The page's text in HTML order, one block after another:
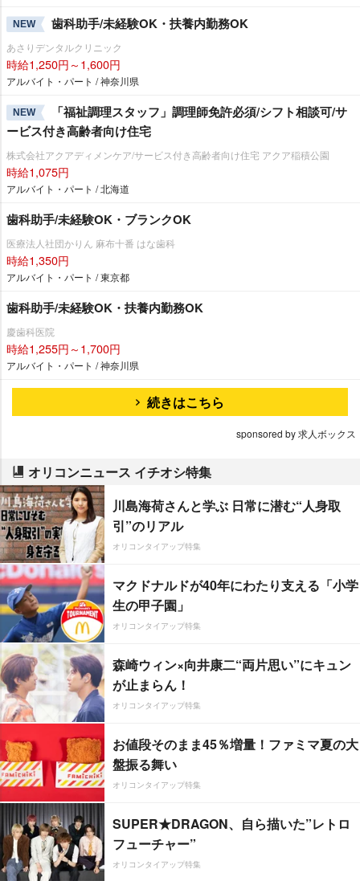
NEW 歯科助手/未経験OK・扶養内勤務OK
あさりデンタルクリニック
時給1,250円～1,600円
アルバイト・パート / 神奈川県
NEW
「福祉調理スタッフ」調理師免許必須/シフト相談可/サ
ービス付き高齢者向け住宅
株式会社アクアディメンケア/サービス付き高齢者向け住宅 アクア稲積公園
時給1,075円
アルバイト・パート / 北海道
歯科助手/未経験OK・ブランクOK
医療法人社団かりん 麻布十番 はな歯科
時給1,350円
アルバイト・パート / 東京都
歯科助手/未経験OK・扶養内勤務OK
慶歯科医院
時給1,255円～1,700円
アルバイト・パート / 神奈川県
続きはこちら
sponsored by 求人ボックス
オリコンニュース イチオシ特集
川島海荷さんと学ぶ 日常に潜む“人身取
引”のリアル
オリコンタイアップ特集
マクドナルドが40年にわたり支える「小学
生の甲子園」
オリコンタイアップ特集
森崎ウィン×向井康二“両片思い”にキュン
が止まらん！
オリコンタイアップ特集
お値段そのまま45％増量！ファミマ夏の大
盤振る舞い
オリコンタイアップ特集
SUPER★DRAGON、自ら描いた”レトロ
フューチャー”
オリコンタイアップ特集